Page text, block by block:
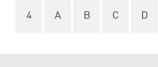
4 A B C D